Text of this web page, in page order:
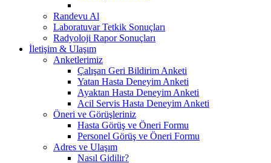
Randevu Al
Laboratuvar Tetkik Sonuçları
Radyoloji Rapor Sonuçları
İletişim & Ulaşım
Anketlerimiz
Çalışan Geri Bildirim Anketi
Yatan Hasta Deneyim Anketi
Ayaktan Hasta Deneyim Anketi
Acil Servis Hasta Deneyim Anketi
Öneri ve Görüşleriniz
Hasta Görüş ve Öneri Formu
Personel Görüş ve Öneri Formu
Adres ve Ulaşım
Nasıl Gidilir?